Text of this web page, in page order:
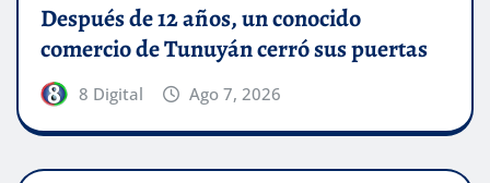
Después de 12 años, un conocido
comercio de Tunuyán cerró sus puertas
8 Digital Ago 7, 2026